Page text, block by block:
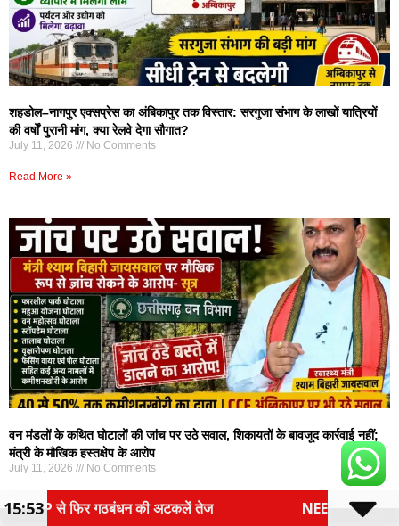
शहडोल–नागपुर एक्सप्रेस का अंबिकापुर तक विस्तार: सरगुजा संभाग के लाखों यात्रियों
की वर्षों पुरानी मांग, क्या रेलवे देगा सौगात?
July 11, 2026 No Comments
Read More »
वन मंडलों के कथित घोटालों की जांच पर उठे सवाल, शिकायतों के बावजूद कार्रवाई नहीं;
मंत्री के मौखिक हस्तक्षेप के आरोप
July 11, 2026 No Comments
Read More »
तेज NEET 2026 में बढ़ीं MBBS सीटें, देशभर में मेडिकल
15:53